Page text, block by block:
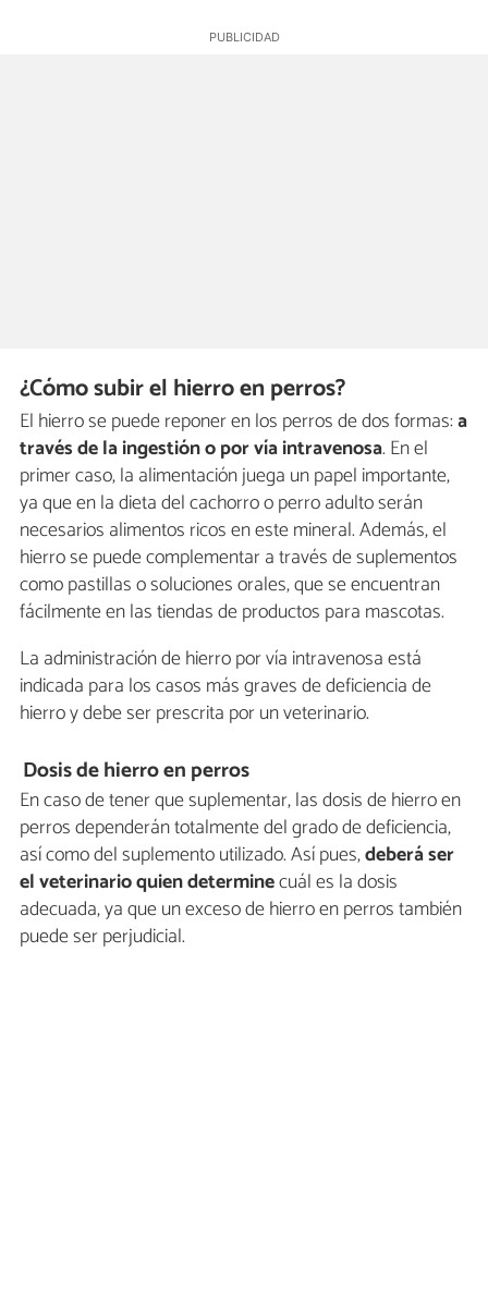
¿Cómo subir el hierro en perros?
El hierro se puede reponer en los perros de dos formas:a
través de la ingestión o por vía intravenosa. En el
primer caso, la alimentación juega un papel importante,
ya que en la dieta del cachorro o perro adulto serán
necesarios alimentos ricos en este mineral. Además, el
hierro se puede complementar a través de suplementos
como pastillas o soluciones orales, que se encuentran
fácilmente en las tiendas de productos para mascotas.
La administración de hierro por vía intravenosa está
indicada para los casos más graves de deficiencia de
hierro y debe ser prescrita por un veterinario.
Dosis de hierro en perros
En caso de tener que suplementar, las dosis de hierro en
perros dependerán totalmente del grado de deficiencia,
así como del suplemento utilizado. Así pues,deberá ser
el veterinario quien determinecuál es la dosis
adecuada, ya que un exceso de hierro en perros también
puede ser perjudicial.